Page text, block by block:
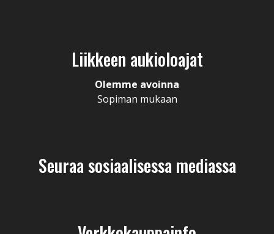
Liikkeen aukioloajat
Olemme avoinna
Sopiman mukaan
Seuraa sosiaalisessa mediassa